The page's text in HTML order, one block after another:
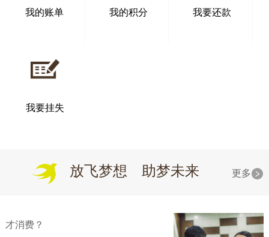
我的账单 我的积分 我要还款
我要挂失
放飞梦想 助梦未来 更多
才消费？